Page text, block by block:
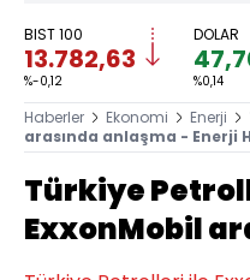
BIST 100
13.782,63
%-0,12
DOLAR
%0,14
Haberler Ekonomi Enerji
arasında anlaşma - Enerji
Türkiye
ExxonMobil